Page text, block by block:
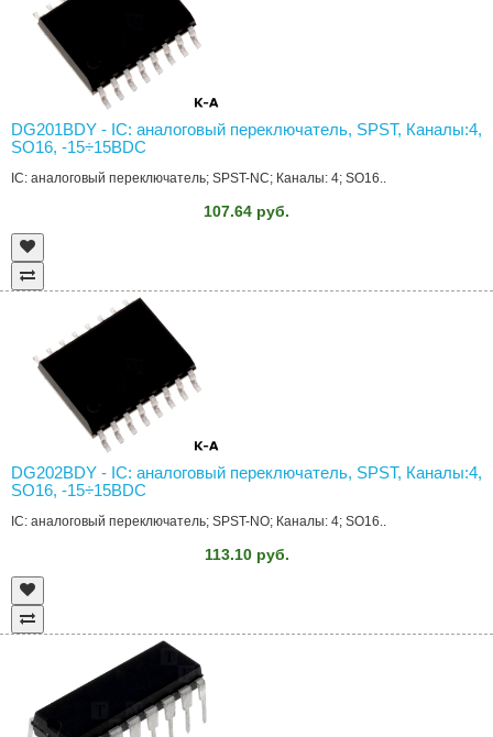
DG201BDY - IC: аналоговый переключатель, SPST, Каналы:4,
SO16, -15÷15ВDC
IC: аналоговый переключатель; SPST-NC; Каналы: 4; SO16..
107.64 руб.
DG202BDY - IC: аналоговый переключатель, SPST, Каналы:4,
SO16, -15÷15ВDC
IC: аналоговый переключатель; SPST-NO; Каналы: 4; SO16..
113.10 руб.